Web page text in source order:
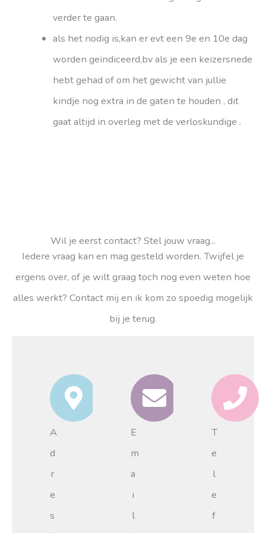
verder te gaan.
als het nodig is,kan er evt een 9e en 10e dag
worden geïndiceerd,bv als je een keizersnede
hebt gehad of om het gewicht van jullie
kindje nog extra in de gaten te houden , dit
gaat altijd in overleg met de verloskundige .
Wil je eerst contact? Stel jouw vraag...
Iedere vraag kan en mag gesteld worden. Twijfel je
ergens over, of je wilt graag toch nog even weten hoe
alles werkt? Contact mij en ik kom zo spoedig mogelijk
bij je terug.
A
d
r
e
s
E
m
a
i
l
T
e
l
e
f